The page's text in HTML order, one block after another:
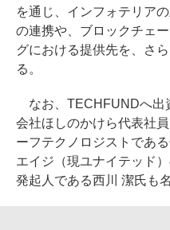
を通じ、インフォテリア
の連携や、ブロックチェ
グにおける提供先を、さ
る。
なお、TECHFUNDへ出
会社ほしのかけら代表社
ーフテクノロジストであ
エイジ（現ユナイテッド
発起人である西川 潔氏も